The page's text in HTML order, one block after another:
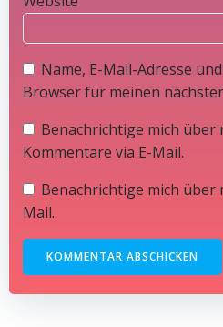
Name, E-Mail-Adresse
Browser für meinen
Benachrichtige mich über
Kommentare via E-Mail.
Benachrichtige mich über
Mail.